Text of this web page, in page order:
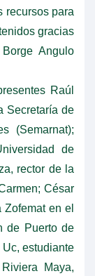
recursos para
gracias
Angulo
Raúl
Secretaría de
(Semarnat);
de
rector de la
César
en el
de Puerto de
estudiante
Maya,